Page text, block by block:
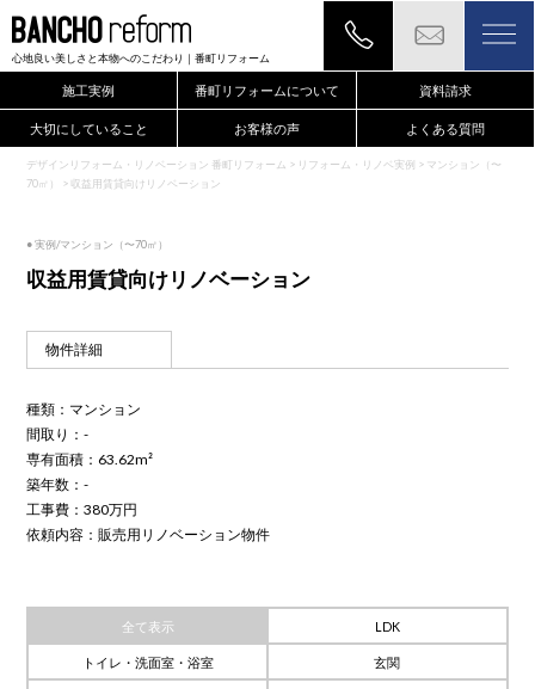
心地良い美しさと本物へのこだわり ｜番町リフォーム
施工実例 番町リフォームについて 資料請求
大切にしていること お客様の声 よくある質問
デザインリフォーム・リノベーション 番町リフォーム > リフォーム・リノベ実例 > マンション（〜
70㎡）
> 収益用賃貸向けリノベーション
● 実例/マンション（〜70㎡）
収益用賃貸向けリノベーション
物件詳細
種類：マンション
間取り：-
専有面積：63.62m²
築年数：-
工事費：380万円
依頼内容：販売用リノベーション物件
全て表示 LDK
トイレ・洗面室・浴室 玄関